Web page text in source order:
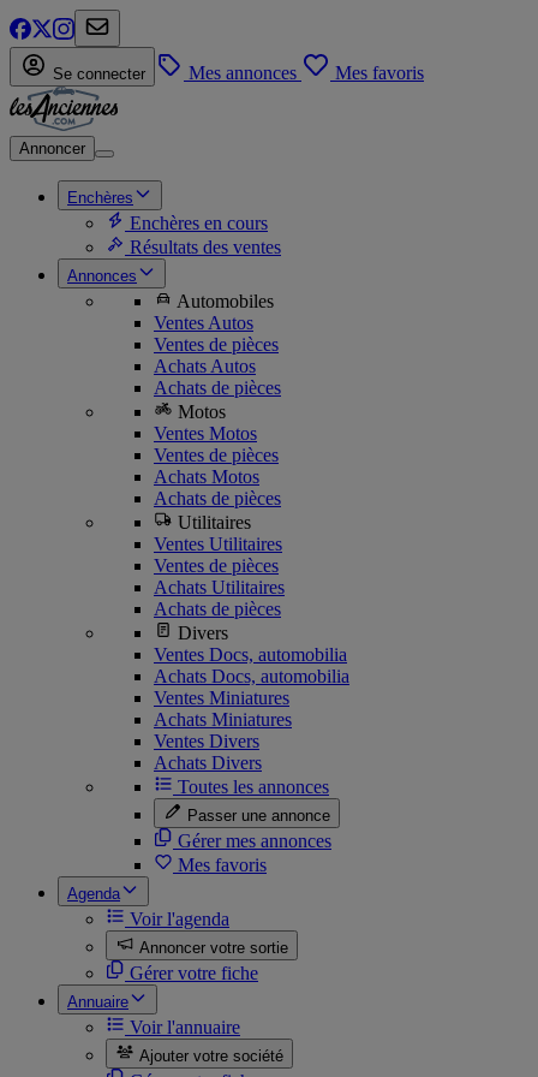
Se connecter Mes annonces Mes favoris
Annoncer
Enchères
Enchères en cours
Résultats des ventes
Annonces
Automobiles
Ventes Autos
Ventes de pièces
Achats Autos
Achats de pièces
Motos
Ventes Motos
Ventes de pièces
Achats Motos
Achats de pièces
Utilitaires
Ventes Utilitaires
Ventes de pièces
Achats Utilitaires
Achats de pièces
Divers
Ventes Docs, automobilia
Achats Docs, automobilia
Ventes Miniatures
Achats Miniatures
Ventes Divers
Achats Divers
Toutes les annonces
Passer une annonce
Gérer mes annonces
Mes favoris
Agenda
Voir l'agenda
Annoncer votre sortie
Gérer votre fiche
Annuaire
Voir l'annuaire
Ajouter votre société